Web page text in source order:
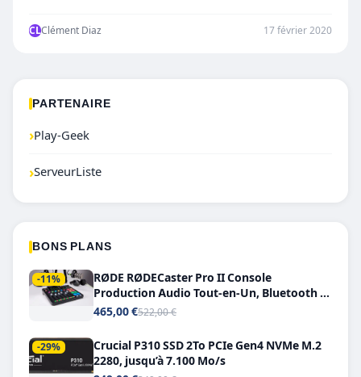
CLClément Diaz 17 février 2020
PARTENAIRE
›Play-Geek
›ServeurListe
BONS PLANS
-11%
RØDE RØDECaster Pro II Console
Production Audio Tout-en-Un, Bluetooth et
Double USB-C
465,00 €522,00 €
-29%
Crucial P310 SSD 2To PCIe Gen4 NVMe M.2
2280, jusqu’à 7.100 Mo/s